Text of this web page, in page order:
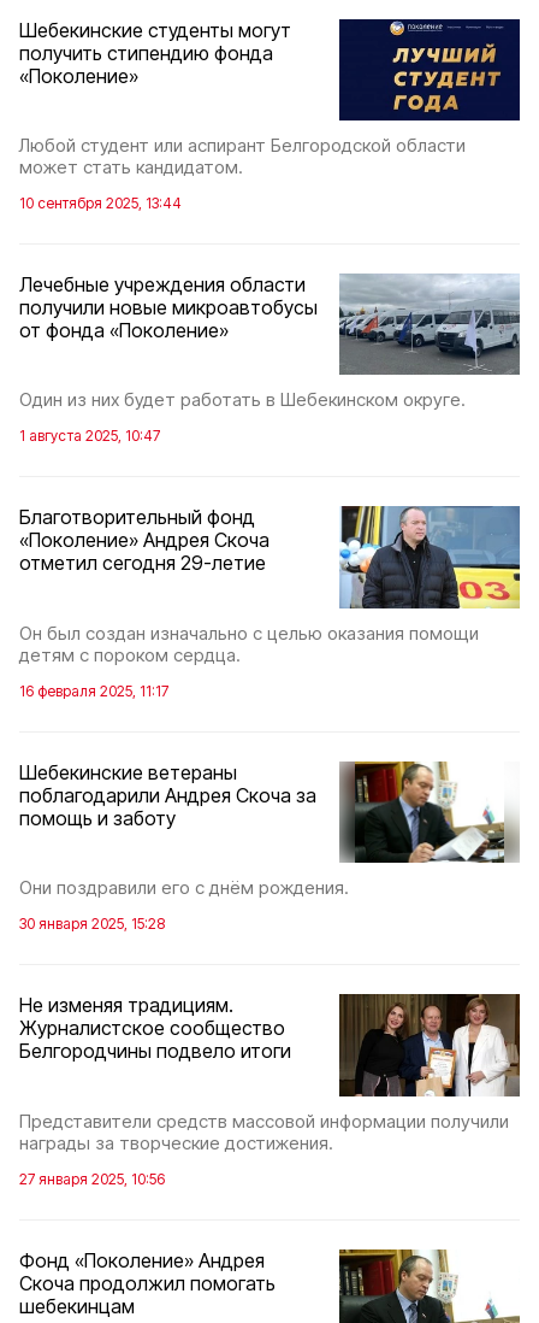
Шебекинские студенты могут
получить стипендию фонда
«Поколение»
Любой студент или аспирант Белгородской области
может стать кандидатом.
10 сентября 2025, 13:44
Лечебные учреждения области
получили новые микроавтобусы
от фонда «Поколение»
Один из них будет работать в Шебекинском округе.
1 августа 2025, 10:47
Благотворительный фонд
«Поколение» Андрея Скоча
отметил сегодня 29-летие
Он был создан изначально с целью оказания помощи
детям с пороком сердца.
16 февраля 2025, 11:17
Шебекинские ветераны
поблагодарили Андрея Скоча за
помощь и заботу
Они поздравили его с днём рождения.
30 января 2025, 15:28
Не изменяя традициям.
Журналистское сообщество
Белгородчины подвело итоги
Представители средств массовой информации получили
награды за творческие достижения.
27 января 2025, 10:56
Фонд «Поколение» Андрея
Скоча продолжил помогать
шебекинцам